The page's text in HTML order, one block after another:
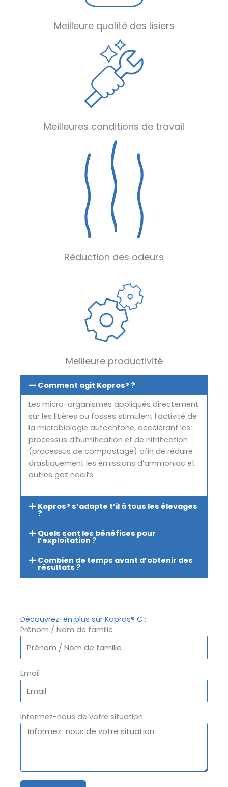
Meilleure qualité des lisiers
Meilleures conditions de travail
Réduction des odeurs
Meilleure productivité
Découvrez-en plus sur Kopros® C :
Prénom / Nom de famille
Email
Informez-nous de votre situation
Comment agit Kopros® ?
Les micro-organismes appliqués directement
sur les litières ou fosses stimulent l’activité de
la microbiologie autochtone, accélérant les
processus d’humification et de nitrification
(processus de compostage) afin de réduire
drastiquement les émissions d’ammoniac et
autres gaz nocifs.
Kopros® s’adapte t’il à tous les élevages
?
Quels sont les bénéfices pour
l’exploitation ?
Combien de temps avant d’obtenir des
résultats ?